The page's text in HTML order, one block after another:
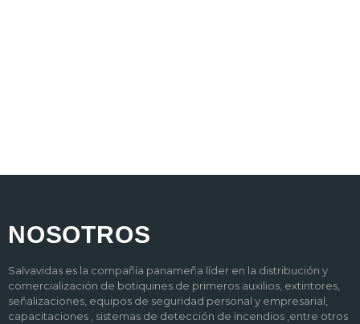
NOSOTROS
Salvavidas es la compañía panameña líder en la distribución y
comercialización de botiquines de primeros auxilios, extintores,
señalizaciones, equipos de seguridad personal y empresarial,
capacitaciones , sistemas de detección de incendios ,entre otros